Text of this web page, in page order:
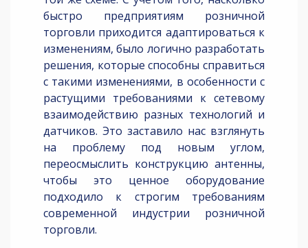
быстро предприятиям розничной
торговли приходится адаптироваться к
изменениям, было логично разработать
решения, которые способны справиться
с такими изменениями, в особенности с
растущими требованиями к сетевому
взаимодействию разных технологий и
датчиков. Это заставило нас взглянуть
на проблему под новым углом,
переосмыслить конструкцию антенны,
чтобы это ценное оборудование
подходило к строгим требованиям
современной индустрии розничной
торговли.